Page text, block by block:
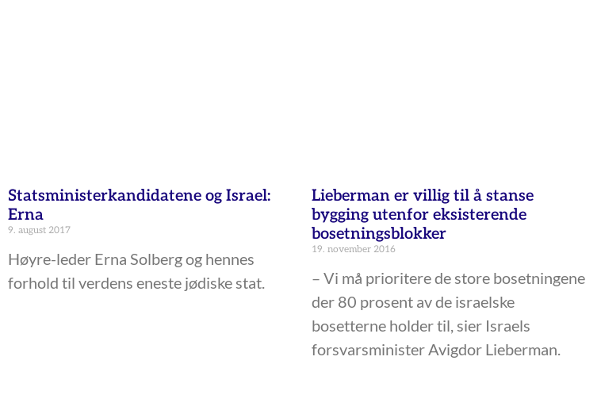
Statsministerkandidatene og Israel:
Erna
9. august 2017
Høyre-leder Erna Solberg og hennes
forhold til verdens eneste jødiske stat.
Lieberman er villig til å stanse
bygging utenfor eksisterende
bosetningsblokker
19. november 2016
– Vi må prioritere de store bosetningene
der 80 prosent av de israelske
bosetterne holder til, sier Israels
forsvarsminister Avigdor Lieberman.